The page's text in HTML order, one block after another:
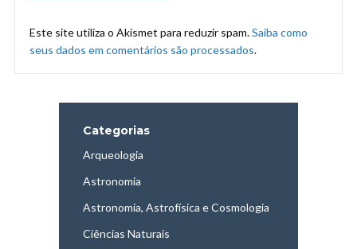
Este site utiliza o Akismet para reduzir spam.Saiba como
seus dados em comentários são processados.
Categorias
Arqueologia
Astronomia
Astronomia, Astrofísica e Cosmologia
Ciências Naturais